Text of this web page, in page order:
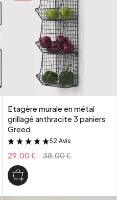
Etagère murale en métal
grillagé anthracite 3 paniers
Greed
&
52 Avis
29.00 € 38.00 €